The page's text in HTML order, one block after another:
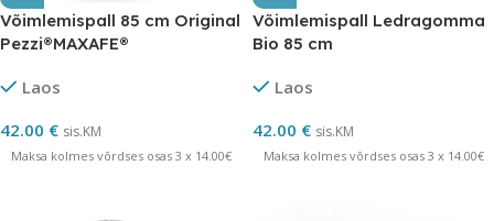
Võimlemispall 85 cm Original
Pezzi®MAXAFE®
Laos
42.00 € sis.KM
Maksa kolmes võrdses osas 3 x 14.00€
Võimlemispall Ledragomma
Bio 85 cm
Laos
42.00 € sis.KM
Maksa kolmes võrdses osas 3 x 14.00€